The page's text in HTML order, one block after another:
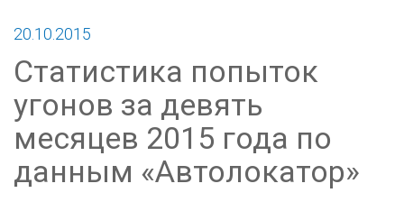
20.10.2015
Статистика попыток
угонов за девять
месяцев 2015 года по
данным «Автолокатор»